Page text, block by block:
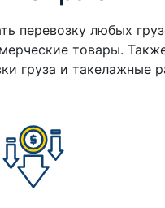
перевозку любых
товары.
груза и такелажные